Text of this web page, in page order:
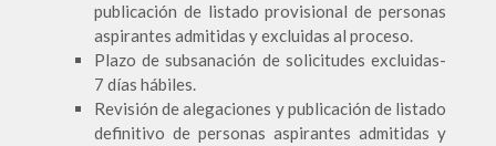
publicación de listado provisional de personas
aspirantes admitidas y excluidas al proceso.
Plazo de subsanación de solicitudes excluidas-
7 días hábiles.
Revisión de alegaciones y publicación de listado
definitivo de personas aspirantes admitidas y